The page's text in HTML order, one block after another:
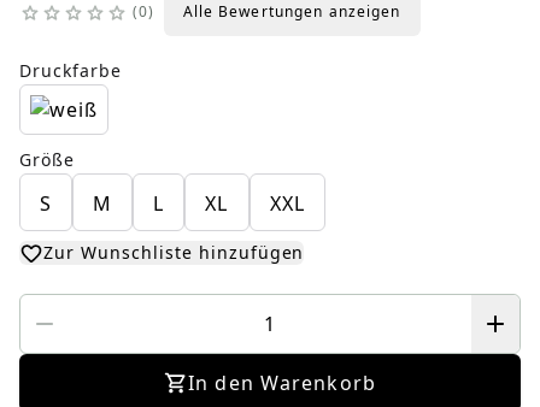
0 Alle Bewertungen anzeigen
Druckfarbe
Größe
S M L XL XXL
Zur Wunschliste hinzufügen
In den Warenkorb